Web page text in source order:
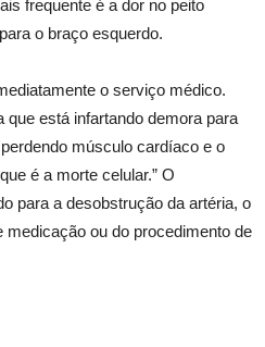
frequente é a dor no peito
o braço esquerdo.
o serviço médico.
que está infartando demora para
músculo cardíaco e o
é a morte celular.” O
para a desobstrução da artéria, o
medicação ou do procedimento de